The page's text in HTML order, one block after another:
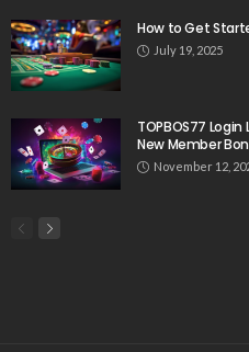
How to Get
July 19, 2025
TOPBOS77
New Member
November 12,